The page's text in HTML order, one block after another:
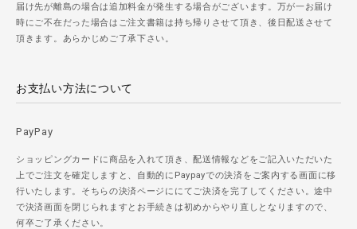
届け先が離島の場合は追加料金が発生する場合がございます。万が一お届け
時にご不在だった場合はご注文書籍は持ち帰りさせて頂き、後日配送させて
頂きます。あらかじめご了承下さい。
お支払い方法について
PayPay
ショッピングカードに商品を入れて頂き、配送情報などをご記入いただいた
上でご注文を確定しますと、自動的にPaypayでの決済をご案内する画面に移
行いたします。そちらの決済ページににてご決済を完了してください。途中
で決済画面を閉じられますとお手続きは初めからやり直しとなりますので、
何卒ご了承ください。